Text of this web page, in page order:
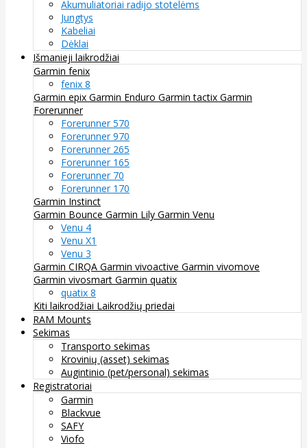
Akumuliatoriai radijo stotelėms
Jungtys
Kabeliai
Dėklai
Išmanieji laikrodžiai
Garmin fenix
fenix 8
Garmin epix Garmin Enduro Garmin tactix Garmin
Forerunner
Forerunner 570
Forerunner 970
Forerunner 265
Forerunner 165
Forerunner 70
Forerunner 170
Garmin Instinct
Garmin Bounce Garmin Lily Garmin Venu
Venu 4
Venu X1
Venu 3
Garmin CIRQA Garmin vivoactive Garmin vivomove
Garmin vivosmart Garmin quatix
quatix 8
Kiti laikrodžiai Laikrodžių priedai
RAM Mounts
Sekimas
Transporto sekimas
Krovinių (asset) sekimas
Augintinio (pet/personal) sekimas
Registratoriai
Garmin
Blackvue
SAFY
Viofo